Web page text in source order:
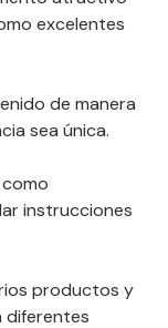
excelentes
de manera
sea única.
instrucciones